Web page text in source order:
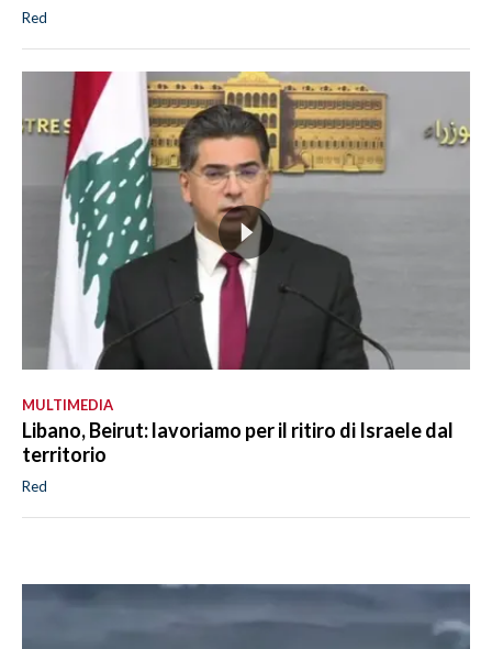
Red
MULTIMEDIA
Libano, Beirut: lavoriamo per il ritiro di Israele dal
territorio
Red